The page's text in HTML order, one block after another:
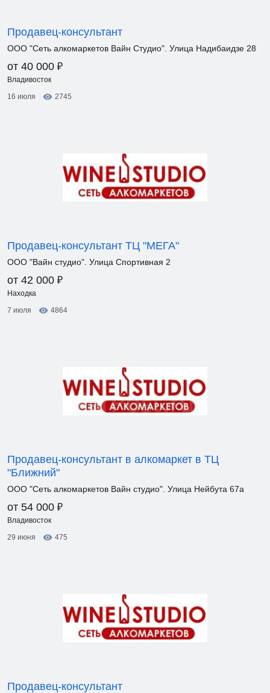
Продавец-консультант
ООО "Сеть алкомаркетов Вайн Студио". Улица Надибаидзе 28
от 40 000 ₽
Владивосток
16 июля
2745
Продавец-консультант ТЦ "МЕГА"
ООО "Вайн студио". Улица Спортивная 2
от 42 000 ₽
Находка
7 июля
4864
Продавец-консультант в алкомаркет в ТЦ
"Ближний"
ООО "Сеть алкомаркетов Вайн студио". Улица Нейбута 67а
от 54 000 ₽
Владивосток
29 июня
475
Продавец-консультант